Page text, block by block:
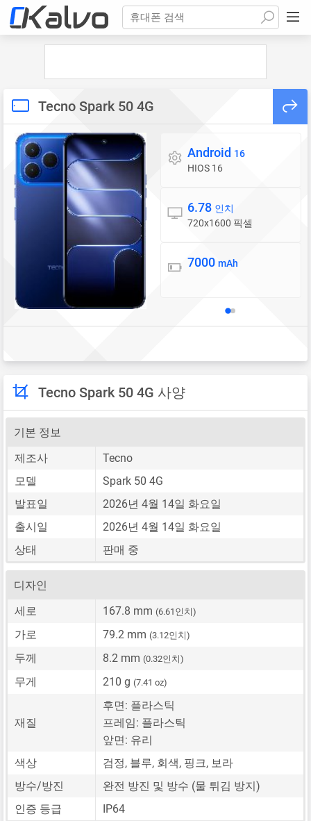
휴대폰 검색
Tecno Spark 50 4G
운영체제
Android 16
HIOS 16
디스플레이
6.78 인치
720x1600 픽셀
배터리
7000 mAh
Tecno Spark 50 4G 사양
기본 정보
제조사
Tecno
모델
Spark 50 4G
발표일
2026년 4월 14일 화요일
출시일
2026년 4월 14일 화요일
상태
판매 중
디자인
세로
167.8 mm (6.61인치)
가로 79.2 mm (3.12인치)
두께 8.2 mm (0.32인치)
무게 210 g (7.41 oz)
재질
후면: 플라스틱
프레임: 플라스틱
앞면: 유리
색상
검정, 블루, 회색, 핑크, 보라
방수/방진
완전 방진 및 방수 (물 튀김 방지)
인증 등급
IP64